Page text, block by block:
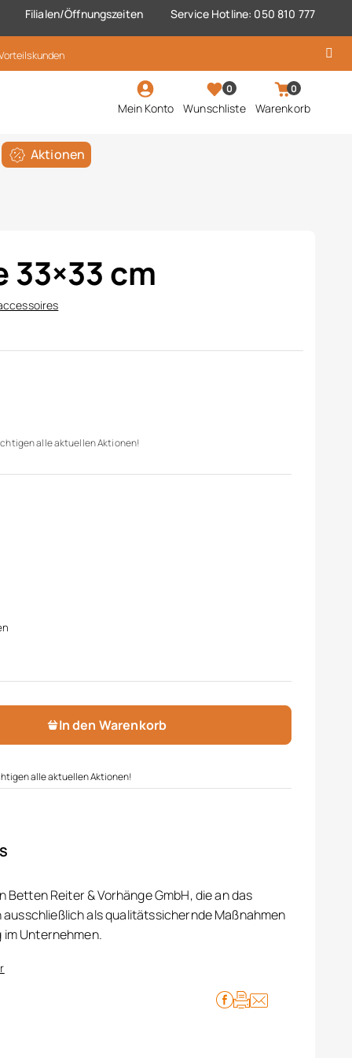
Filialen/Öffnungszeiten Service Hotline: 050 810 777
Mein Konto
0
Wunschliste
0
Warenkorb
Aktionen
cm
alle aktuellen Aktionen!
In den Warenkorb
alle aktuellen Aktionen!
Reiter & Vorhänge GmbH, die an das
als qualitätssichernde Maßnahmen
Unternehmen.